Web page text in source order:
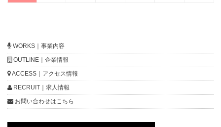
WORKS｜事業内容
OUTLINE｜企業情報
ACCESS｜アクセス情報
RECRUIT｜求人情報
お問い合わせはこちら